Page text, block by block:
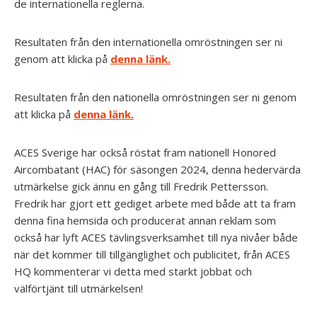
de internationella reglerna.
Resultaten från den internationella omröstningen ser ni
genom att klicka på denna länk.
Resultaten från den nationella omröstningen ser ni genom
att klicka på denna länk.
ACES Sverige har också röstat fram nationell Honored
Aircombatant (HAC) för säsongen 2024, denna hedervärda
utmärkelse gick ännu en gång till Fredrik Pettersson.
Fredrik har gjort ett gediget arbete med både att ta fram
denna fina hemsida och producerat annan reklam som
också har lyft ACES tävlingsverksamhet till nya nivåer både
när det kommer till tillgänglighet och publicitet, från ACES
HQ kommenterar vi detta med starkt jobbat och
välförtjänt till utmärkelsen!